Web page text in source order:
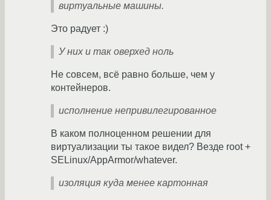
виртуальные машины.
Это радует :)
У них и так оверхед ноль
Не совсем, всё равно больше, чем у
контейнеров.
исполнение непривилегированное
В каком полноценном решении для
виртуализации ты такое видел? Везде root +
SELinux/AppArmor/whatever.
изоляция куда менее картонная